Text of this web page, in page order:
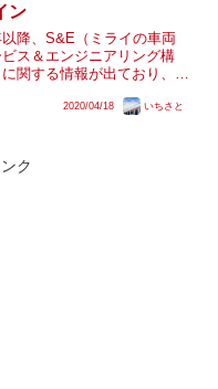
ン
降、S&E（ミライの車両
ス＆エンジニアリング構
関する情報が出ており、
検査できる設備」として「西
（文献1）。資料や私見を
2020/04/18 いちさと
ク